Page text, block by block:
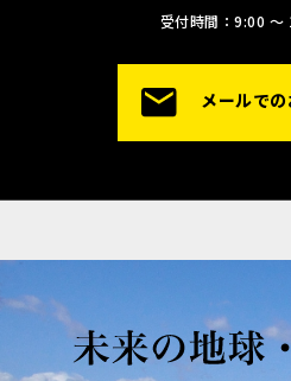
受付時間：9:00 〜
メールで